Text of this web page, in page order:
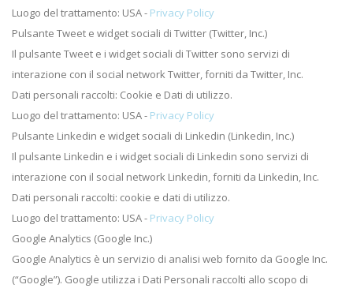
Luogo del trattamento: USA - Privacy Policy
Pulsante Tweet e widget sociali di Twitter (Twitter, Inc.)
Il pulsante Tweet e i widget sociali di Twitter sono servizi di
interazione con il social network Twitter, forniti da Twitter, Inc.
Dati personali raccolti: Cookie e Dati di utilizzo.
Luogo del trattamento: USA - Privacy Policy
Pulsante Linkedin e widget sociali di Linkedin (Linkedin, Inc.)
Il pulsante Linkedin e i widget sociali di Linkedin sono servizi di
interazione con il social network Linkedin, forniti da Linkedin, Inc.
Dati personali raccolti: cookie e dati di utilizzo.
Luogo del trattamento: USA - Privacy Policy
Google Analytics (Google Inc.)
Google Analytics è un servizio di analisi web fornito da Google Inc.
(“Google”). Google utilizza i Dati Personali raccolti allo scopo di